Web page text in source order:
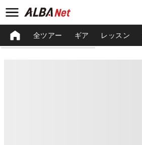
全ツアー ギア レッスン